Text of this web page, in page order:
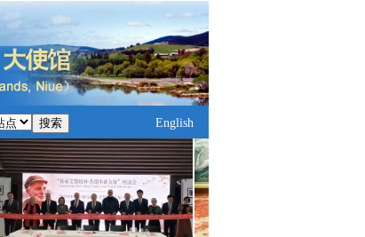
搜索 English